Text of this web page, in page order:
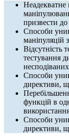
призвести
Способи
маніпуляцій
Відсутність
тестування
Способи
директиви,
функцій в
Способи
директиви,